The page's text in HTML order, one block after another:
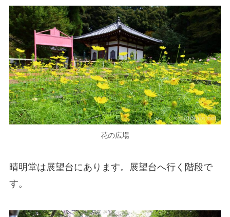
花の広場
晴明堂は展望台にあります。展望台へ行く階段で
す。